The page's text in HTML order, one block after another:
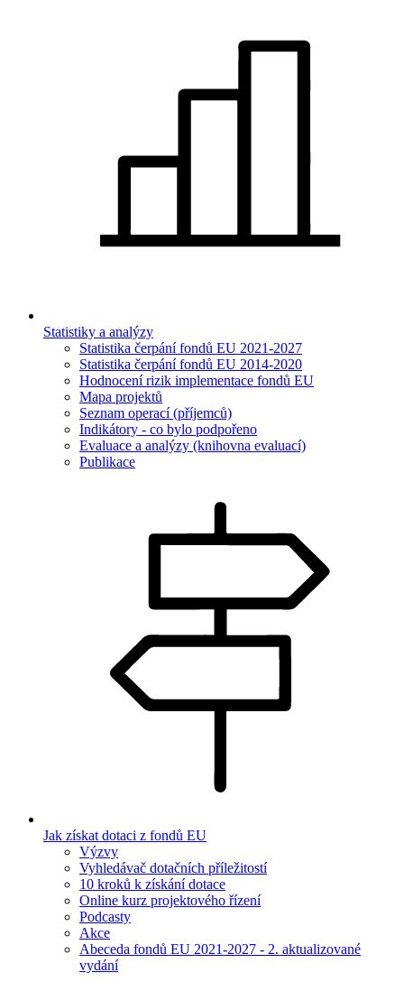
Statistiky a analýzy
Statistika čerpání fondů EU 2021-2027
Statistika čerpání fondů EU 2014-2020
Hodnocení rizik implementace fondů EU
Mapa projektů
Seznam operací (příjemců)
Indikátory - co bylo podpořeno
Evaluace a analýzy (knihovna evaluací)
Publikace
Jak získat dotaci z fondů EU
Výzvy
Vyhledávač dotačních příležitostí
10 kroků k získání dotace
Online kurz projektového řízení
Podcasty
Akce
Abeceda fondů EU 2021-2027 - 2. aktualizované
vydání